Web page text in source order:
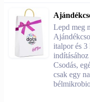
Lepd meg
italpor és 3
Csodás,
csak egy